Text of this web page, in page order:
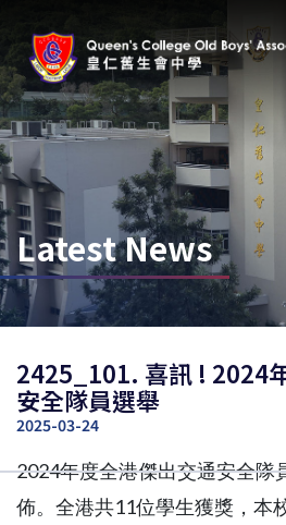
Latest News
2425_101. 喜訊 ! 2024
安全隊員選舉
2025-03-24
2024年度全港傑出交通安全隊
佈。全港共11位學生獲獎，本